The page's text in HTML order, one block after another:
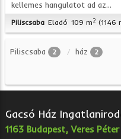
kellemes hangulatot ad az...
Piliscsaba Eladó 109 m2 (1146
Piliscsaba 2 ház 2
Gacsó Ház
1163 Budapest, Veres